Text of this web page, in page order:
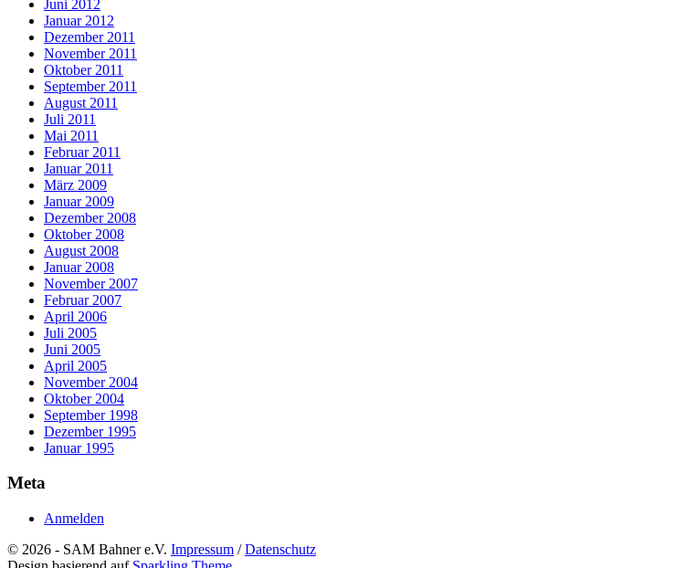
Juni 2012
Januar 2012
Dezember 2011
November 2011
Oktober 2011
September 2011
August 2011
Juli 2011
Mai 2011
Februar 2011
Januar 2011
März 2009
Januar 2009
Dezember 2008
Oktober 2008
August 2008
Januar 2008
November 2007
Februar 2007
April 2006
Juli 2005
Juni 2005
April 2005
November 2004
Oktober 2004
September 1998
Dezember 1995
Januar 1995
Meta
Anmelden
© 2026 - SAM Bahner e.V. Impressum /Datenschutz